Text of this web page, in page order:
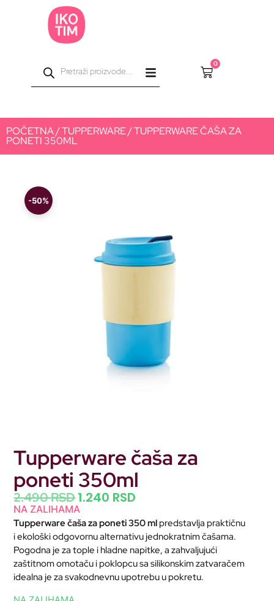
0
POČETNA/TUPPERWARE/ TUPPERWARE ČAŠA ZA
PONETI 350ML
-50%
Tupperware čaša za
poneti 350ml
2.490RSD1.240 RSD
NA ZALIHAMA
Tupperware čaša za poneti 350 ml predstavlja praktičnu
i ekološki odgovornu alternativu jednokratnim čašama.
Pogodna je za tople i hladne napitke, a zahvaljujući
zaštitnom omotaču i poklopcu sa silikonskim zatvaračem
idealna je za svakodnevnu upotrebu u pokretu.